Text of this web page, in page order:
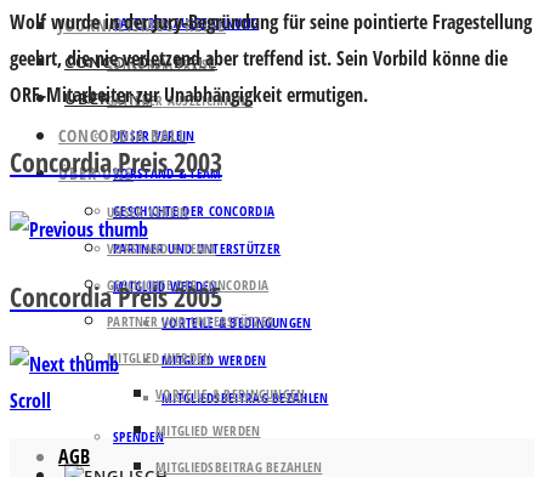
GATTERER AUSZEICHNUNG
CONCORDIA BALL
ÜBER UNS
UNSER VEREIN
VORSTAND & TEAM
GESCHICHTE DER CONCORDIA
PARTNER UND UNTERSTÜTZER
MITGLIED WERDEN
VORTEILE & BEDINGUNGEN
MITGLIED WERDEN
MITGLIEDSBEITRAG BEZAHLEN
SPENDEN
JOURNALISMUSPREISE
CONCORDIA PREISE
GATTERER AUSZEICHNUNG
CONCORDIA BALL
ÜBER UNS
UNSER VEREIN
VORSTAND & TEAM
GESCHICHTE DER CONCORDIA
PARTNER UND UNTERSTÜTZER
MITGLIED WERDEN
VORTEILE & BEDINGUNGEN
MITGLIED WERDEN
MITGLIEDSBEITRAG BEZAHLEN
Wolf wurde in der Jury-Begründung für seine pointierte Fragestellung
geehrt, die nie verletzend aber treffend ist. Sein Vorbild könne die
ORF-Mitarbeiter zur Unabhängigkeit ermutigen.
Concordia Preis 2003
Concordia Preis 2005
Scroll
AGB